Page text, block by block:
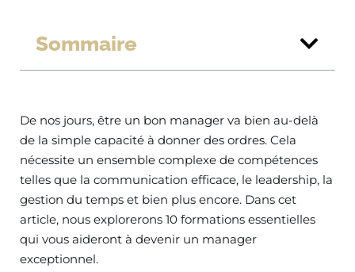
Sommaire
De nos jours, être un bon manager va bien au-delà
de la simple capacité à donner des ordres. Cela
nécessite un ensemble complexe de compétences
telles que la communication efficace, le leadership, la
gestion du temps et bien plus encore. Dans cet
article, nous explorerons 10 formations essentielles
qui vous aideront à devenir un manager
exceptionnel.